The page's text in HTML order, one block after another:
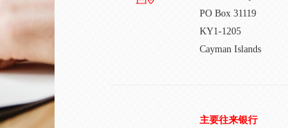
PO Box 31119
KY1-1205
Cayman Islands
主要往来银行